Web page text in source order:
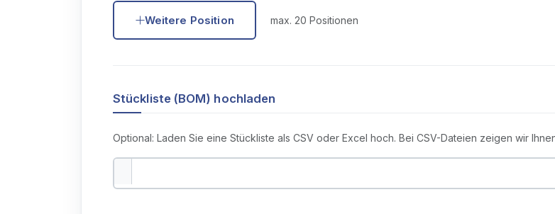
Weitere Position max. 20 Positionen
Stückliste (BOM) hochladen
Optional: Laden Sie eine Stückliste als CSV oder Excel hoch. Bei CSV-Dateien zeigen wir